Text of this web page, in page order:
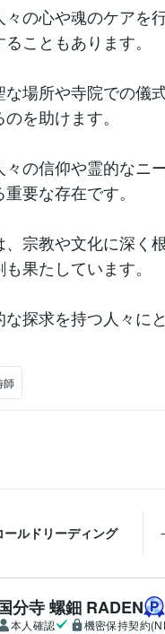
々の心や魂のケアを
こともあります。
場所や寺院での儀
を助けます。
の信仰や霊的なニ
要な存在です。
宗教や文化に深く
果たしています。
探求を持つ人々に
師
ールドリーディング
分寺 螺鈿 RADEN
本人確認 機密保持契約